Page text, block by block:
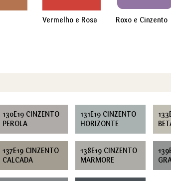
Vermelho e Rosa Roxo e Cinzento
130E19 CINZENTO
PEROLA
131E19 CINZENTO
HORIZONTE
137E19 CINZENTO
CALCADA
138E19 CINZENTO
MARMORE